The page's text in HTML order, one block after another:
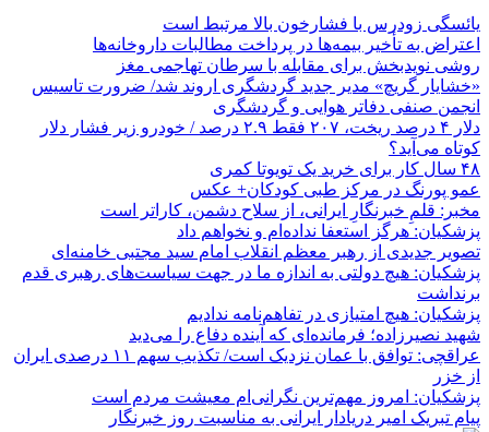
یائسگی زودرس با فشارخون بالا مرتبط است
اعتراض به تأخیر بیمه‌ها در پرداخت مطالبات داروخانه‌ها
روشی نویدبخش برای مقابله با سرطان تهاجمی مغز
«خشایار گریچ» مدیر جدید گردشگری اروند شد/ ضرورت تاسیس
انجمن صنفی دفاتر هوایی و گردشگری
دلار ۴ درصد ریخت، ۲۰۷ فقط ۲.۹ درصد / خودرو زیر فشار دلار
کوتاه می‌آید؟
۴۸ سال کار برای خرید یک تویوتا کمری
عمو پورنگ در مرکز طبی کودکان+ عکس
مخبر: قلمِ خبرنگارِ ایرانی، از سلاح دشمن، کاراتر است
پزشکیان: هرگز استعفا نداده‌ام و نخواهم داد
تصویر جدیدی از رهبر معظم انقلاب امام سید مجتبی خامنه‌ای
پزشکیان: هیچ دولتی به اندازه ما در جهت سیاست‌های رهبری قدم
برنداشت
پزشکیان: هیچ امتیازی در تفاهم‌نامه ندادیم
شهید نصیرزاده؛ فرمانده‌ای که آینده دفاع را می‌دید
عراقچی: توافق با عمان نزدیک است/ تکذیب سهم ۱۱ درصدی ایران
از خزر
پزشکیان: امروز مهم‌ترین نگرانی‌ام معیشت مردم است
پیام تبریک امیر دریادار ایرانی به مناسبت روز خبرنگار